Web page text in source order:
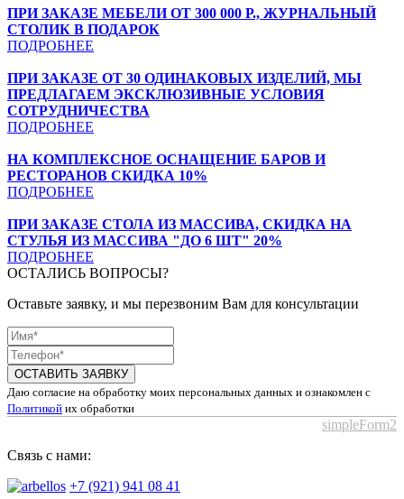
ПРИ ЗАКАЗЕ МЕБЕЛИ ОТ 300 000 Р., ЖУРНАЛЬНЫЙ
СТОЛИК В ПОДАРОК
ПОДРОБНЕЕ
ПРИ ЗАКАЗЕ ОТ 30 ОДИНАКОВЫХ ИЗДЕЛИЙ, МЫ
ПРЕДЛАГАЕМ ЭКСКЛЮЗИВНЫЕ УСЛОВИЯ
СОТРУДНИЧЕСТВА
ПОДРОБНЕЕ
НА КОМПЛЕКСНОЕ ОСНАЩЕНИЕ БАРОВ И
РЕСТОРАНОВ СКИДКА 10%
ПОДРОБНЕЕ
ПРИ ЗАКАЗЕ СТОЛА ИЗ МАССИВА, СКИДКА НА
СТУЛЬЯ ИЗ МАССИВА "ДО 6 ШТ" 20%
ПОДРОБНЕЕ
ОСТАЛИСЬ ВОПРОСЫ?
Оставьте заявку, и мы перезвоним Вам для консультации
ОСТАВИТЬ ЗАЯВКУ
Даю согласие на обработку моих персональных данных и ознакомлен с
Политикой их обработки
simpleForm2
Связь с нами:
+7 (921) 941 08 41